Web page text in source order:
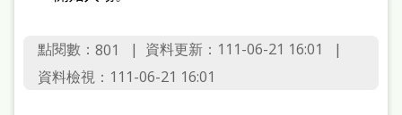
加
點閱數： 801 資料更新： 111-06-21 16:01
資料檢視： 111-06-21 16:01